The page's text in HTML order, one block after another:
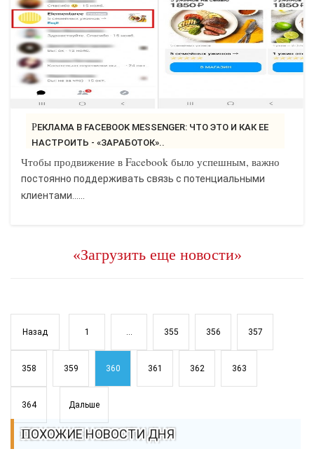
РЕКЛАМА В FACEBOOK MESSENGER: ЧТО ЭТО И КАК ЕЕ
НАСТРОИТЬ - «ЗАРАБОТОК»..
Чтобы продвижение в Facebook было успешным, важно
постоянно поддерживать связь с потенциальными
клиентами......
«Загрузить еще новости»
Назад 1 ... 355 356 357
358 359 360 361 362 363
364 Дальше
ПОХОЖИЕ НОВОСТИ ДНЯ